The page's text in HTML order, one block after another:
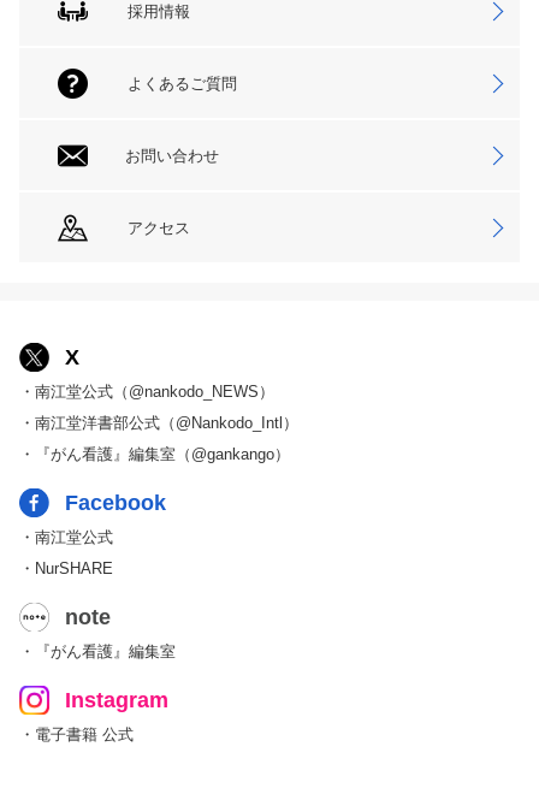
採用情報
よくあるご質問
お問い合わせ
アクセス
X
・南江堂公式（@nankodo_NEWS）
・南江堂洋書部公式（@Nankodo_Intl）
・『がん看護』編集室（@gankango）
Facebook
・南江堂公式
・NurSHARE
note
・『がん看護』編集室
Instagram
・電子書籍 公式